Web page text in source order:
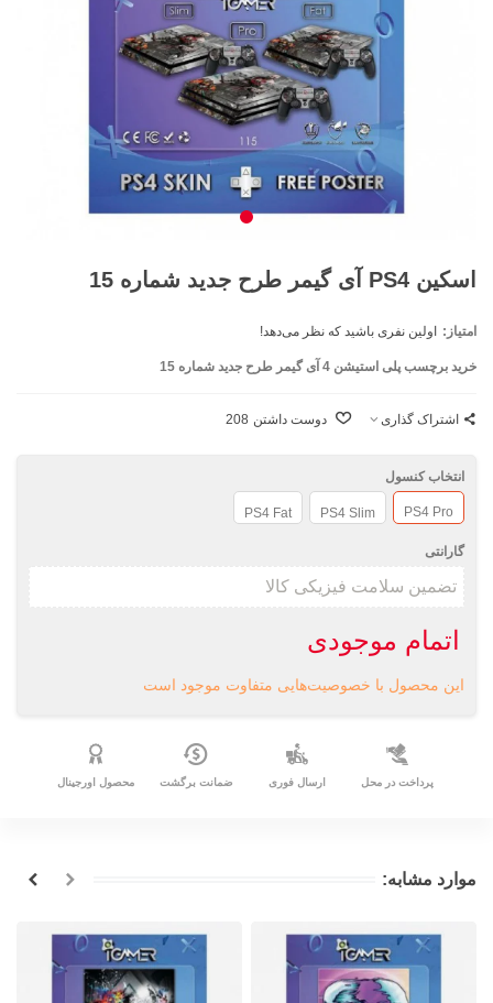
اسکین PS4 آی گیمر طرح جدید شماره 15
امتیاز: اولین نفری باشید که نظر می‌دهد!
خرید برچسب پلی استیشن 4 آی گیمر طرح جدید شماره 15
اشتراک گذاری دوست داشتن 208
انتخاب کنسول
PS4 Pro
PS4 Slim
PS4 Fat
گارانتی
اتمام موجودی
این محصول با خصوصیت‌هایی متفاوت موجود است
پرداخت در محل ارسال فوری ضمانت برگشت محصول اورجینال
موارد مشابه: